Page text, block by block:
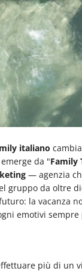
italiano
da "Family
— agenzia
gruppo da oltre
la vacanza
emotivi
più di un